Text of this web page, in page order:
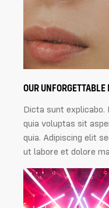
OUR
Dicta sunt explicabo.
quia voluptas sit
quia. Adipiscing elit
ut labore et dolore